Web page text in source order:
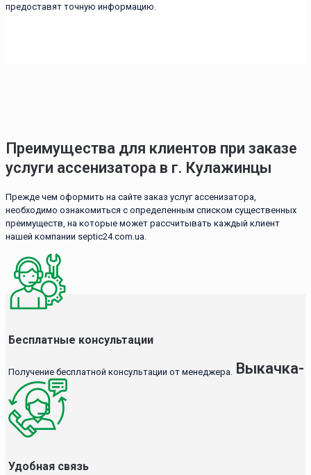
предоставят точную информацию.
Преимущества для клиентов при заказе
услуги ассенизатора в г. Кулажинцы
Прежде чем оформить на сайте заказ услуг ассенизатора,
необходимо ознакомиться с определенным списком существенных
преимуществ, на которые может рассчитывать каждый клиент
нашей компании septic24.com.ua.
Бесплатные консультации
Получение бесплатной консультации от менеджера.
Удобная связь
Выкачка-